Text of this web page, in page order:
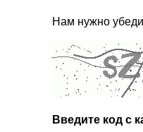
Нам нужно
Введите код с